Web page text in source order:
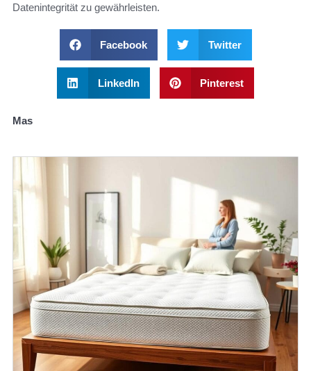
Datenintegrität zu gewährleisten.
Facebook Twitter
LinkedIn Pinterest
Mas